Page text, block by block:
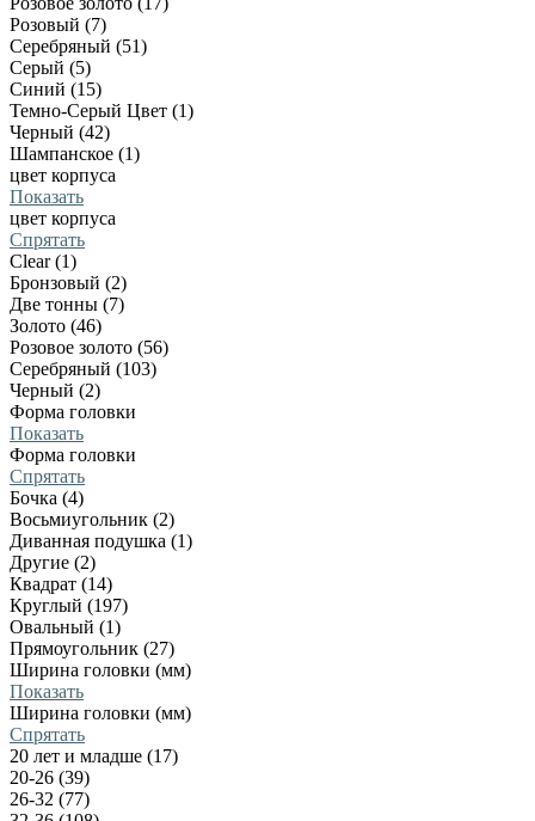
Розовый (7)
Серебряный (51)
Серый (5)
Синий (15)
Темно-Серый Цвет (1)
Черный (42)
Шампанское (1)
цвет корпуса
Показать
цвет корпуса
Спрятать
Clear (1)
Бронзовый (2)
Две тонны (7)
Золото (46)
Розовое золото (56)
Серебряный (103)
Черный (2)
Форма головки
Показать
Форма головки
Спрятать
Бочка (4)
Восьмиугольник (2)
Диванная подушка (1)
Другие (2)
Квадрат (14)
Круглый (197)
Овальный (1)
Прямоугольник (27)
Ширина головки (мм)
Показать
Ширина головки (мм)
Спрятать
20 лет и младше (17)
20-26 (39)
26-32 (77)